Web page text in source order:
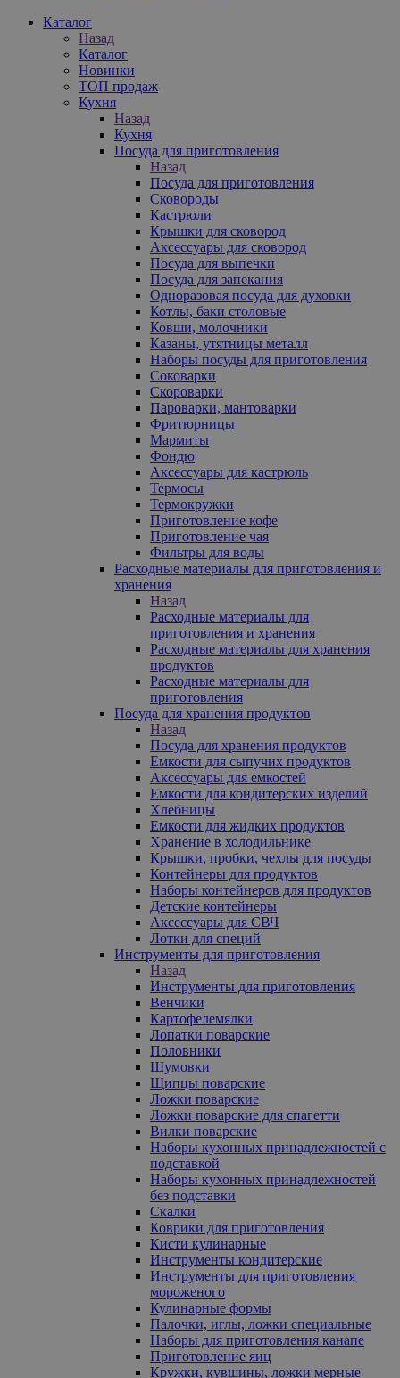
Каталог
Назад
Каталог
Новинки
ТОП продаж
Кухня
Назад
Кухня
Посуда для приготовления
Назад
Посуда для приготовления
Сковороды
Кастрюли
Крышки для сковород
Аксессуары для сковород
Посуда для выпечки
Посуда для запекания
Одноразовая посуда для духовки
Котлы, баки столовые
Ковши, молочники
Казаны, утятницы металл
Наборы посуды для приготовления
Соковарки
Скороварки
Пароварки, мантоварки
Фритюрницы
Мармиты
Фондю
Аксессуары для кастрюль
Термосы
Термокружки
Приготовление кофе
Приготовление чая
Фильтры для воды
Расходные материалы для приготовления и
хранения
Назад
Расходные материалы для
приготовления и хранения
Расходные материалы для хранения
продуктов
Расходные материалы для
приготовления
Посуда для хранения продуктов
Назад
Посуда для хранения продуктов
Емкости для сыпучих продуктов
Аксессуары для емкостей
Емкости для кондитерских изделий
Хлебницы
Емкости для жидких продуктов
Хранение в холодильнике
Крышки, пробки, чехлы для посуды
Контейнеры для продуктов
Наборы контейнеров для продуктов
Детские контейнеры
Аксессуары для СВЧ
Лотки для специй
Инструменты для приготовления
Назад
Инструменты для приготовления
Венчики
Картофелемялки
Лопатки поварские
Половники
Шумовки
Щипцы поварские
Ложки поварские
Ложки поварские для спагетти
Вилки поварские
Наборы кухонных принадлежностей с
подставкой
Наборы кухонных принадлежностей
без подставки
Скалки
Коврики для приготовления
Кисти кулинарные
Инструменты кондитерские
Инструменты для приготовления
мороженого
Кулинарные формы
Палочки, иглы, ложки специальные
Наборы для приготовления канапе
Приготовление яиц
Кружки, кувшины, ложки мерные